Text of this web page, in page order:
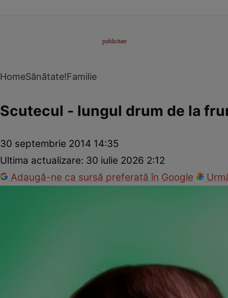
HomeSănătate!Familie
Scutecul - lungul drum de la
30 septembrie 2014 14:35
Ultima actualizare: 30 iulie 2026 2:12
Adaugă-ne ca sursă preferată în Google